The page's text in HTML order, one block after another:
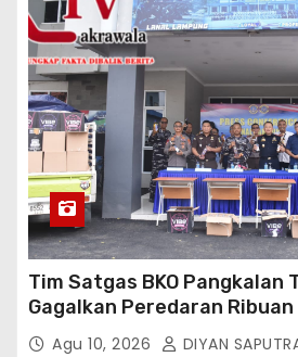
Tim Satgas BKO Pangkalan
Gagalkan Peredaran
Keras Ilegal Di Pelabuhan
Agu 10, 2026 DIYAN